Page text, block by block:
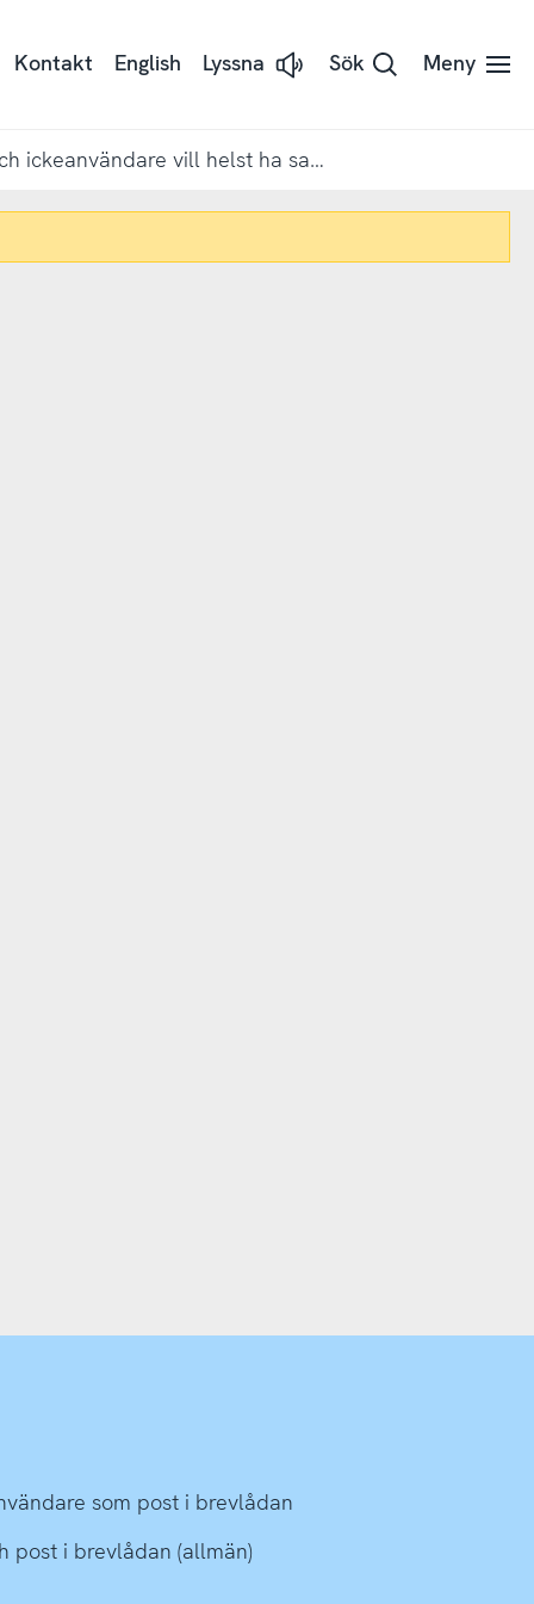
Kontakt English Lyssna
Lyssna
med
Sök Meny
Både sällan- och ickeanvändare vill helst ha samhällsinformation via sms (brådskande) och post i brevlådan (allmän)
som post i brevlådan
post i brevlådan (allmän)